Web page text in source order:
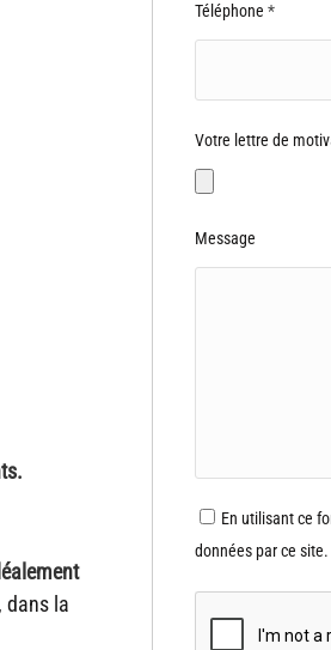
dans la
Téléphone *
Votre lettre de
Message
En utilisant ce
données par ce site.